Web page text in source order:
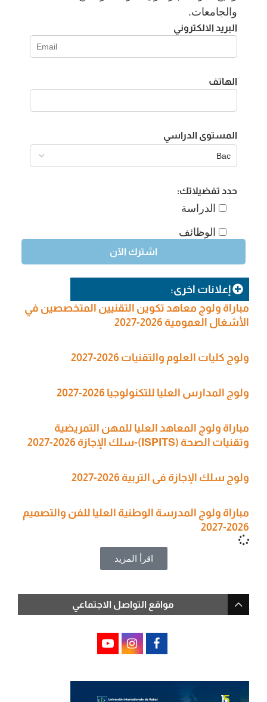
والجامعات.
البريد الالكتروني
الهاتف
المستوى الدراسي
حدد تفضيلاتك:
الدراسة
الوظائف
إعلانات اخرى:
مباراة ولوج معاهد تكوين التقنيين المتخصصين في
الأشغال العمومية 2026-2027
ولوج كليات العلوم والتقنيات 2026-2027
ولوج المدارس العليا للتكنولوجيا 2026-2027
مباراة ولوج المعاهد العليا للمهن التمريضية
وتقنيات الصحة (ISPITS)-سلك الإجازة 2026-2027
ولوج سلك الإجازة في التربية 2026-2027
مباراة ولوج المدرسة الوطنية العليا للفن والتصميم
2026-2027
اقرأ المزيد
مواقع التواصل الاجتماعي